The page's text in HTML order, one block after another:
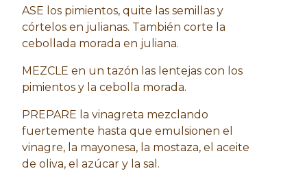
ASE los pimientos, quite las semillas y
córtelos en julianas. También corte la
cebollada morada en juliana.
MEZCLE en un tazón las lentejas con los
pimientos y la cebolla morada.
PREPARE la vinagreta mezclando
fuertemente hasta que emulsionen el
vinagre, la mayonesa, la mostaza, el aceite
de oliva, el azúcar y la sal.